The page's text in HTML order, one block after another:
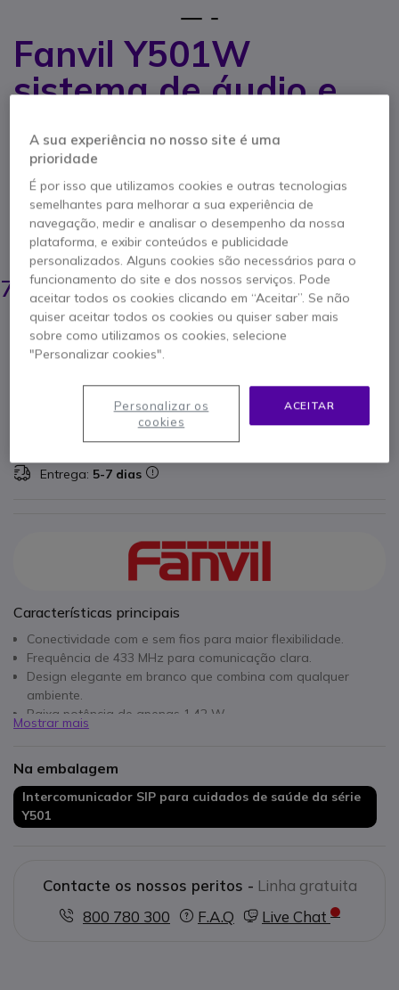
Fanvil Y501W
sistema de áudio e
vídeo porteiro
Branco
Referência produto: FAY501W // Referência de fabricante: Y501W
Conectividade Flexível, Design Elegante
POUPE 25,00 €
104,95 €
79,95 € s/iva - 98,34 € Iva Incl.
Qtd
ADICIONAR AO CARRINHO
ORÇAMENTO EM 4 HORAS
em stock Entrega:24/48 h
Entrega: 5-7 dias
Características principais
Conectividade com e sem fios para maior flexibilidade.
Frequência de 433 MHz para comunicação clara.
Design elegante em branco que combina com qualquer
ambiente.
Baixa potência de apenas 1,42 W.
Três botões para operação simplificada.
Ideal para ambientes internos e externos.
Mostrar mais
Na embalagem
Intercomunicador SIP para cuidados de saúde da série
Y501
Contacte os nossos peritos - Linha gratuita
800 780 300
F.A.Q Live Chat
Saltar para o início da Galeria de imagens
A sua experiência no nosso site é uma
prioridade
É por isso que utilizamos cookies e outras tecnologias
semelhantes para melhorar a sua experiência de
navegação, medir e analisar o desempenho da nossa
plataforma, e exibir conteúdos e publicidade
personalizados. Alguns cookies são necessários para o
funcionamento do site e dos nossos serviços. Pode
aceitar todos os cookies clicando em “Aceitar”. Se não
quiser aceitar todos os cookies ou quiser saber mais
sobre como utilizamos os cookies, selecione
"Personalizar cookies".
ACEITAR
Personalizar os
cookies